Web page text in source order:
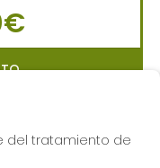
del tratamiento de